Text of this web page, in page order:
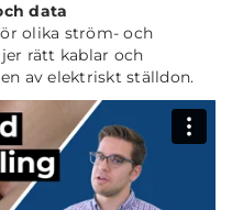
data
olika ström- och
rätt kablar och
av elektriskt ställdon.